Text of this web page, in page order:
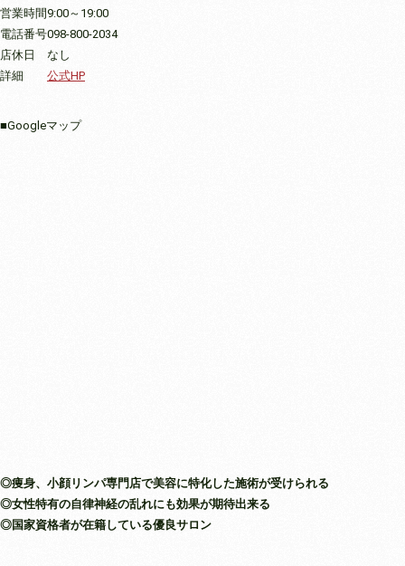
営業時間9:00～19:00
電話番号098-800-2034
店休日
なし
詳細
公式HP
■Googleマップ
◎痩身、小顔リンパ専門店で美容に特化した施術が受けられる
◎女性特有の自律神経の乱れにも効果が期待出来る
◎国家資格者が在籍している優良サロン